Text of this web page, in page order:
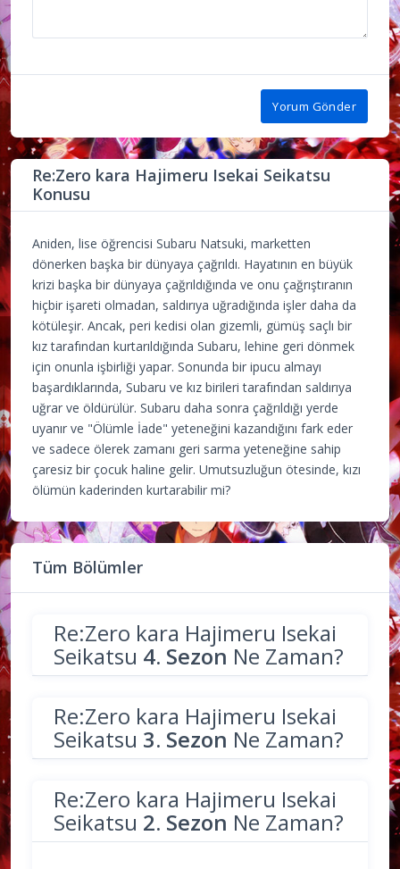
Yorum Gönder
Re:Zero kara Hajimeru Isekai Seikatsu
Konusu
Aniden, lise öğrencisi Subaru Natsuki, marketten
dönerken başka bir dünyaya çağrıldı. Hayatının en büyük
krizi başka bir dünyaya çağrıldığında ve onu çağrıştıranın
hiçbir işareti olmadan, saldırıya uğradığında işler daha da
kötüleşir. Ancak, peri kedisi olan gizemli, gümüş saçlı bir
kız tarafından kurtarıldığında Subaru, lehine geri dönmek
için onunla işbirliği yapar. Sonunda bir ipucu almayı
başardıklarında, Subaru ve kız birileri tarafından saldırıya
uğrar ve öldürülür. Subaru daha sonra çağrıldığı yerde
uyanır ve "Ölümle İade" yeteneğini kazandığını fark eder
ve sadece ölerek zamanı geri sarma yeteneğine sahip
çaresiz bir çocuk haline gelir. Umutsuzluğun ötesinde, kızı
ölümün kaderinden kurtarabilir mi?
Tüm Bölümler
Re:Zero kara Hajimeru Isekai
Seikatsu 4. Sezon Ne Zaman?
Re:Zero kara Hajimeru Isekai
Seikatsu 3. Sezon Ne Zaman?
Re:Zero kara Hajimeru Isekai
Seikatsu 2. Sezon Ne Zaman?